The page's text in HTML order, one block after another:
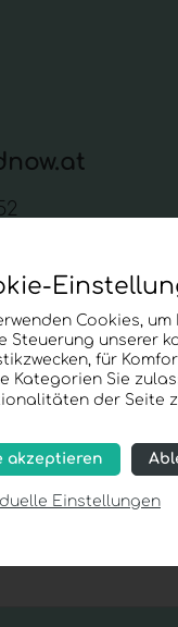
Cookies,
Steuerung unserer
für
Kategorien Sie
der Seite
akzeptieren
Einstellungen